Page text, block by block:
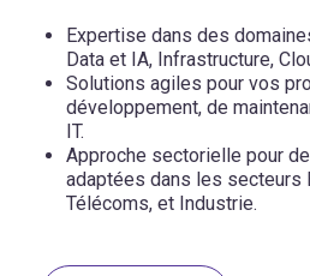
Expertise dans des
Data et IA, Infrastructure,
Solutions agiles pour vos
développement, de
IT.
Approche sectorielle pour
adaptées dans les secteurs
Télécoms, et Industrie.